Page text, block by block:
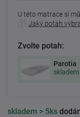
U této matrace si
Jaký potah
Zvolte potah:
Parotia
skladem
skladem > 5ks